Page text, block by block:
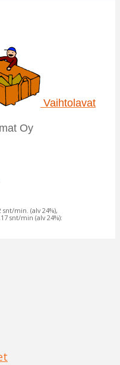
Vaihtolavat
Oy
min. (alv 24%),
snt/min (alv 24%):